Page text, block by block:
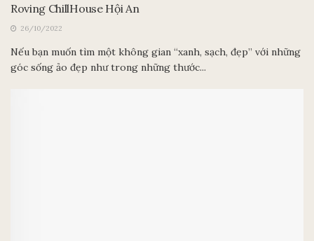
Roving ChillHouse Hội An
26/10/2022
Nếu bạn muốn tìm một không gian “xanh, sạch, đẹp” với những
góc sống ảo đẹp như trong những thước...